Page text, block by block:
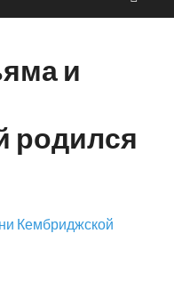
и
родился